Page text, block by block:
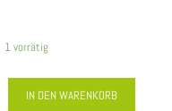
1 vorrätig
METALIN DEN WARENKORB